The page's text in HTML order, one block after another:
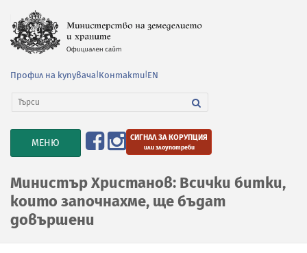
Профил на купувача Контакти EN
TOGGLE
NAVIGATION
МЕНЮ СИГНАЛ ЗА КОРУПЦИЯ
или злоупотреби
Министър Христанов: Всички битки,
които започнахме, ще бъдат
довършени